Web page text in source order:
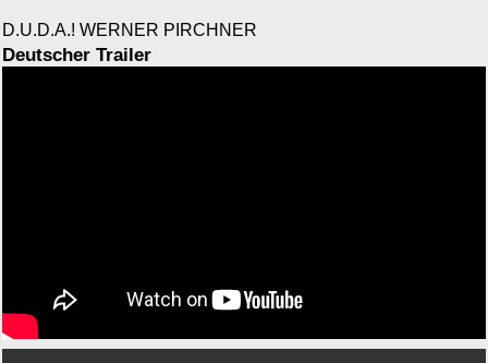
D.U.D.A.! WERNER PIRCHNER
Deutscher Trailer